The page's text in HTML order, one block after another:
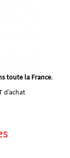
toute la France.
d’achat